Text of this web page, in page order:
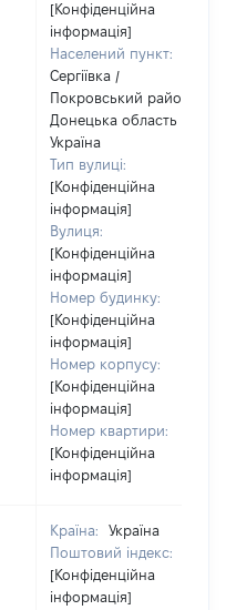
[Конфіденційна
інформація]
Населений пункт:
Сергіївка /
Покровський район /
Донецька область /
Україна
Тип вулиці:
[Конфіденційна
інформація]
Вулиця:
[Конфіденційна
інформація]
Номер будинку:
[Конфіденційна
інформація]
Номер корпусу:
[Конфіденційна
інформація]
Номер квартири:
[Конфіденційна
інформація]
Країна:
Україна
Поштовий індекс:
[Конфіденційна
інформація]